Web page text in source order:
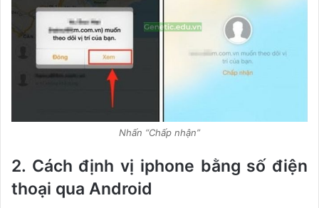
Nhấn “Chấp nhận”
2. Cách định vị iphone bằng số điện
thoại qua Android